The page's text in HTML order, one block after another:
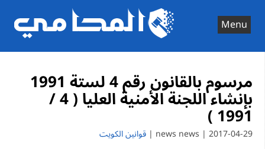
content
Menu
مرسوم بالقانون رقم 4 لستة 1991
بإنشاء اللجنة الأمنية العليا ( 4 /
1991 )
2017-04-29 | news news | قوانين الكويت